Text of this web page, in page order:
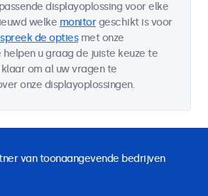
displayoplossing voor elke
welke monitorgeschikt is voor
de optiesmet onze
helpen u graag de juiste keuze te
om al uw vragen te
onze displayoplossingen.
van toonaangevende bedrijven